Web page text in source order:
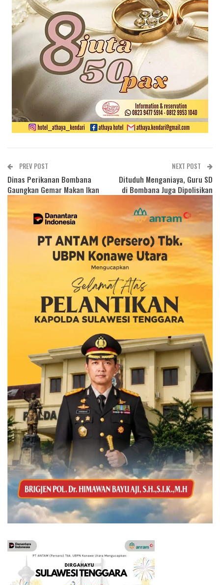
PREV POST
Dinas Perikanan Bombana
Gaungkan Gemar Makan Ikan
NEXT POST
Dituduh Menganiaya, Guru SD
di Bombana Juga Dipolisikan